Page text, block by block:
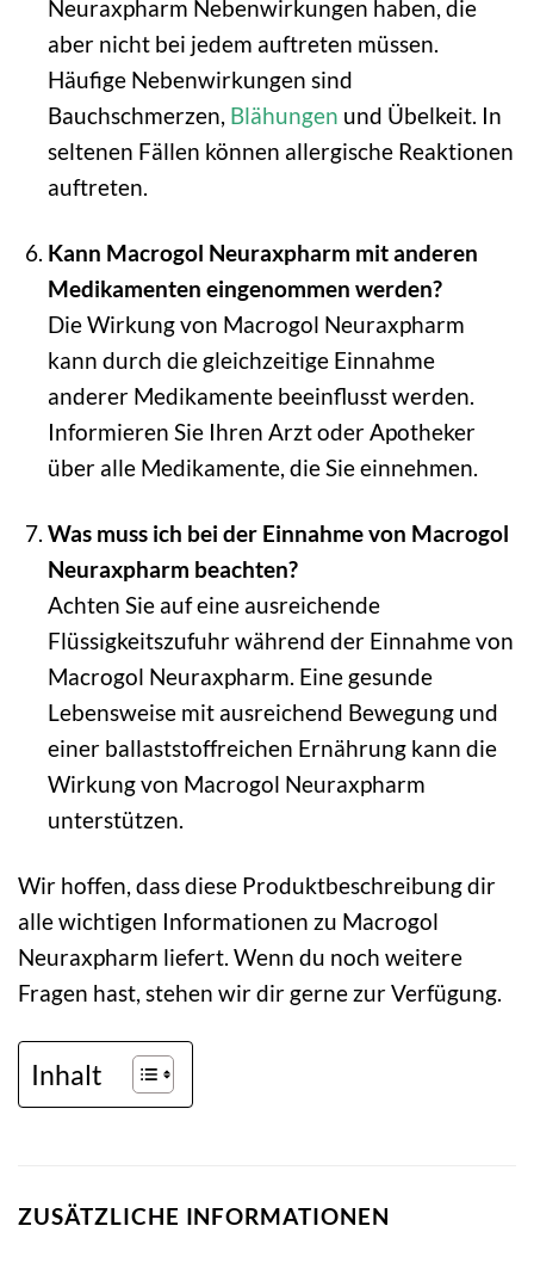
Neuraxpharm Nebenwirkungen haben, die
aber nicht bei jedem auftreten müssen.
Häufige Nebenwirkungen sind
Bauchschmerzen, Blähungen und Übelkeit. In
seltenen Fällen können allergische Reaktionen
auftreten.
Kann Macrogol Neuraxpharm mit anderen
Medikamenten eingenommen werden?
Die Wirkung von Macrogol Neuraxpharm
kann durch die gleichzeitige Einnahme
anderer Medikamente beeinflusst werden.
Informieren Sie Ihren Arzt oder Apotheker
über alle Medikamente, die Sie einnehmen.
Was muss ich bei der Einnahme von Macrogol
Neuraxpharm beachten?
Achten Sie auf eine ausreichende
Flüssigkeitszufuhr während der Einnahme von
Macrogol Neuraxpharm. Eine gesunde
Lebensweise mit ausreichend Bewegung und
einer ballaststoffreichen Ernährung kann die
Wirkung von Macrogol Neuraxpharm
unterstützen.
Wir hoffen, dass diese Produktbeschreibung dir
alle wichtigen Informationen zu Macrogol
Neuraxpharm liefert. Wenn du noch weitere
Fragen hast, stehen wir dir gerne zur Verfügung.
Inhalt
ZUSÄTZLICHE INFORMATIONEN